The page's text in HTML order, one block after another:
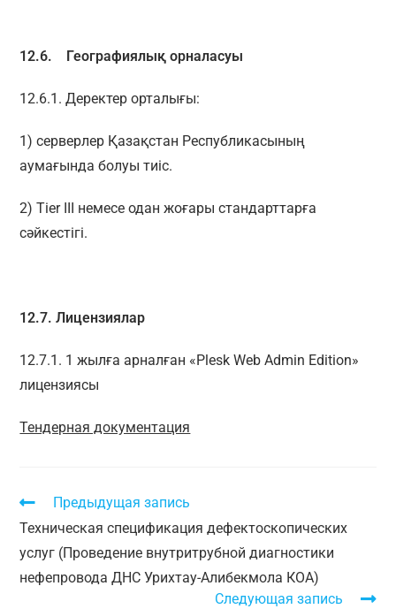
12.6. Географиялық орналасуы
12.6.1. Деректер орталығы:
1) серверлер Қазақстан Республикасының
аумағында болуы тиіс.
2) Tier III немесе одан жоғары стандарттарға
сәйкестігі.
12.7. Лицензиялар
12.7.1. 1 жылға арналған «Plesk Web Admin Edition»
лицензиясы
Тендерная документация
Предыдущая запись
Техническая спецификация дефектоскопических
услуг (Проведение внутритрубной диагностики
нефепровода ДНС Урихтау-Алибекмола КОА)
Следующая запись